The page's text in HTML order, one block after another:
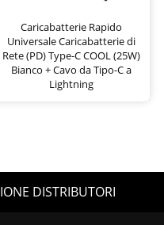
Caricabatterie Rapido
Universale Caricabatterie di
Rete (PD) Type-C COOL (25W)
Bianco + Cavo da Tipo-C a
Lightning
DISTRIBUTORI